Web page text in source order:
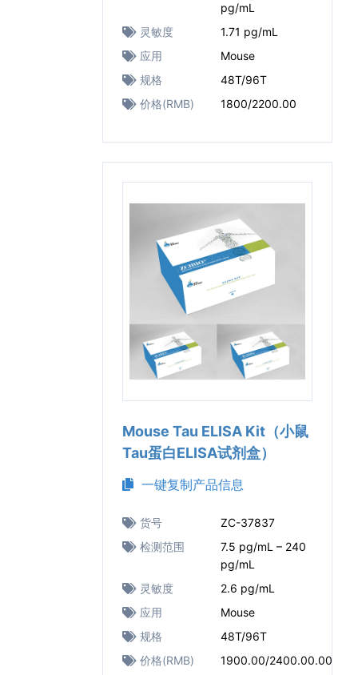
pg/mL
灵敏度
1.71 pg/mL
应用
Mouse
规格
48T/96T
价格(RMB)
1800/2200.00
Mouse Tau ELISA Kit（小鼠
Tau蛋白ELISA试剂盒）
一键复制产品信息
货号
ZC-37837
检测范围
7.5 pg/mL – 240
pg/mL
灵敏度
2.6 pg/mL
应用
Mouse
规格
48T/96T
价格(RMB)
1900.00/2400.00.00